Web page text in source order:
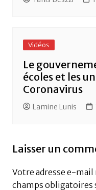
Vidéos
Le
écoles et les
Coronavirus
Lamine Lunis
Laisser un
Votre adresse e-mail
champs obligatoires